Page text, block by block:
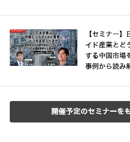
【セミナー
イド産業と
する中国市場
事例から読み
開催予定のセミナーを